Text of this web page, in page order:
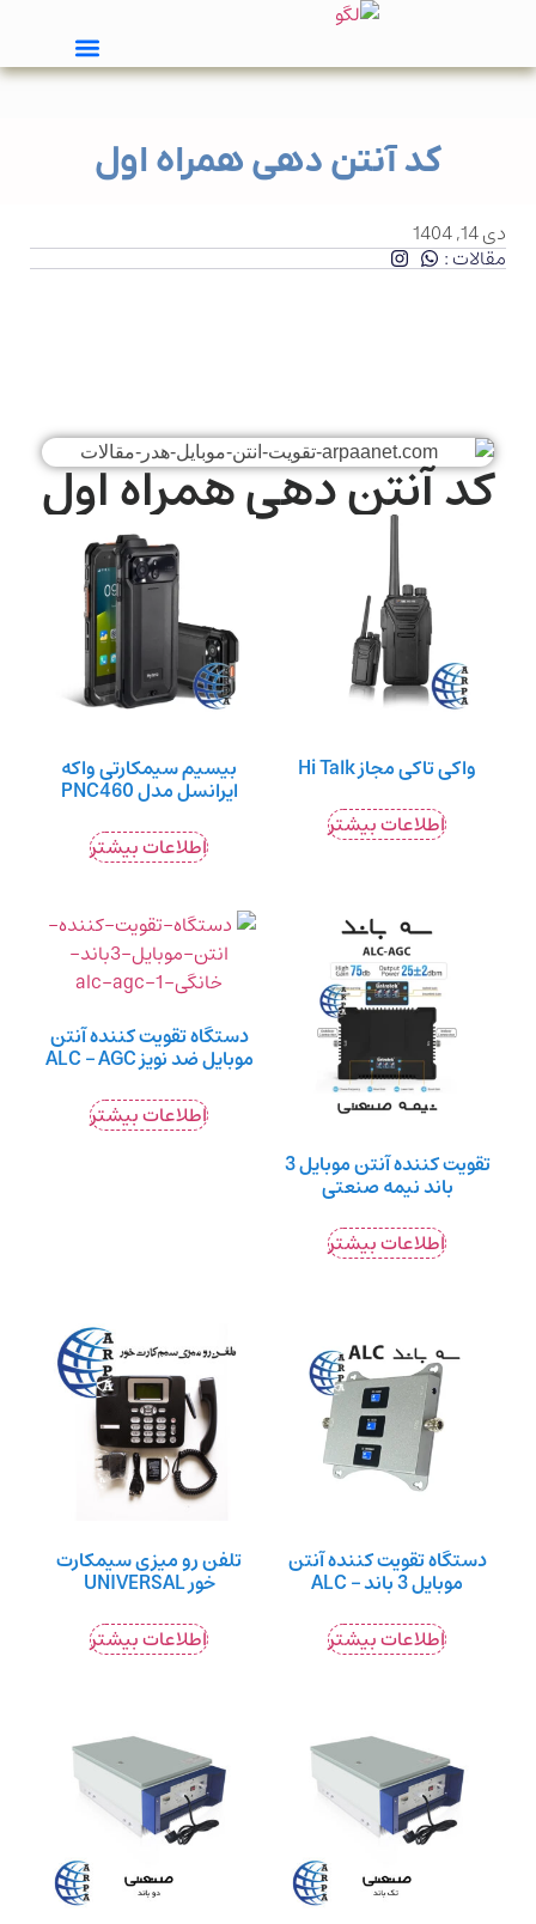
کد آنتن دهی همراه اول
دی 14, 1404
مقالات :
کد آنتن دهی همراه اول
واکی تاکی مجاز Hi Talk
اطلاعات بیشتر
بیسیم سیمکارتی واکه
ایرانسل مدل PNC460
اطلاعات بیشتر
تقویت کننده آنتن موبایل 3
باند نیمه صنعتی
اطلاعات بیشتر
دستگاه تقویت کننده آنتن
موبایل ضد نویز ALC – AGC
اطلاعات بیشتر
دستگاه تقویت کننده آنتن
موبایل 3 باند – ALC
اطلاعات بیشتر
تلفن رو میزی سیمکارت
خور UNIVERSAL
اطلاعات بیشتر